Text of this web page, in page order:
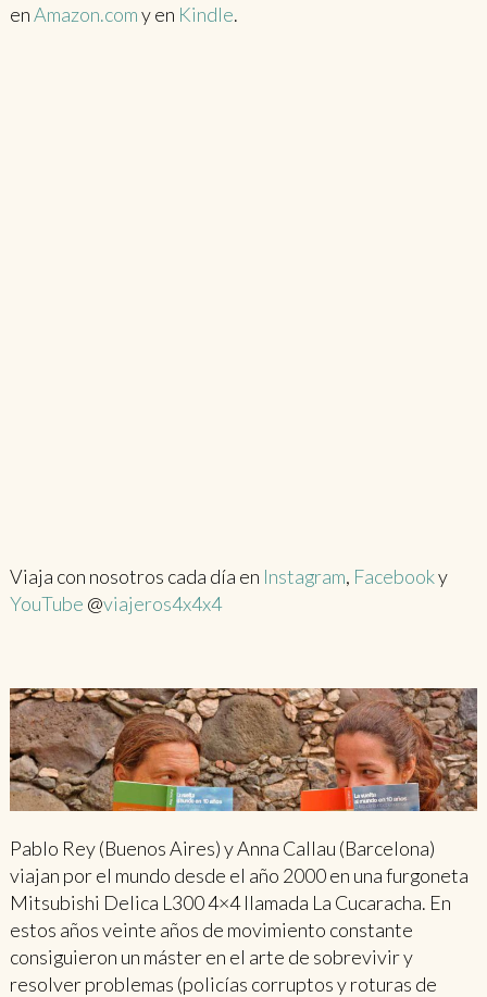
enAmazon.comy en Kindle.
Viaja con nosotros cada día en Instagram, Facebooky
YouTube @viajeros4x4x4
Pablo Rey (Buenos Aires) y Anna Callau (Barcelona)
viajan por el mundo desde el año 2000 en una furgoneta
Mitsubishi Delica L300 4×4 llamada La Cucaracha. En
estos años veinte años de movimiento constante
consiguieron un máster en el arte de sobrevivir y
resolver problemas (policías corruptos y roturas de